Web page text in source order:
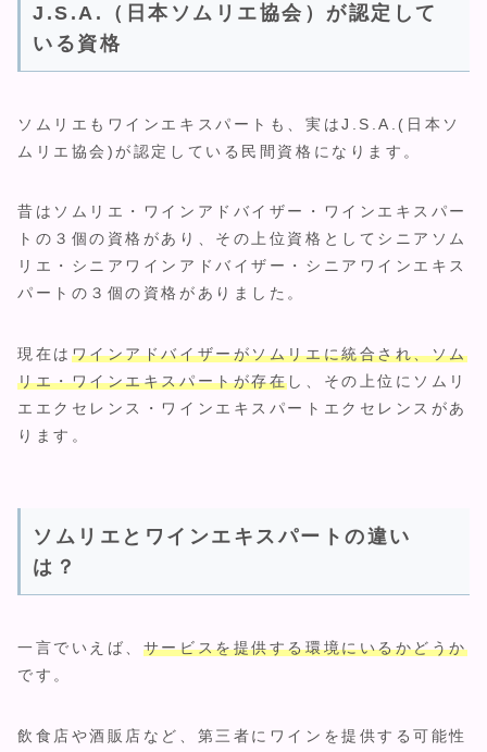
J.S.A.（日本ソムリエ協会）が認定して
いる資格
ソムリエもワインエキスパートも、実はJ.S.A.(日本ソ
ムリエ協会)が認定している民間資格になります。
昔はソムリエ・ワインアドバイザー・ワインエキスパー
トの３個の資格があり、その上位資格としてシニアソム
リエ・シニアワインアドバイザー・シニアワインエキス
パートの３個の資格がありました。
現在は ワインアドバイザーがソムリエに統合され、ソム
リエ・ワインエキスパートが存在し、その上位にソムリ
エエクセレンス・ワインエキスパートエクセレンスがあ
ります。
ソムリエとワインエキスパートの違い
は？
一言でいえば、 サービスを提供する環境にいるかどうか
です。
飲食店や酒販店など、第三者にワインを提供する可能性